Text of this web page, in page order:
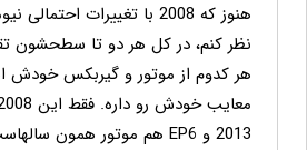
هنوز که 2008 با تغییرات
نظر کنم، در کل هر دو تا سطحشون
هر کدوم از موتور و گیربکس خودش